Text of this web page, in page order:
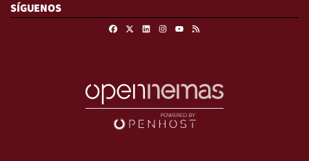
SÍGUENOS
FacebookLinkedinInstagram